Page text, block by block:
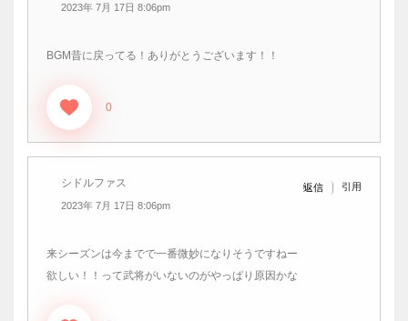
2023年 7月 17日 8:06pm
BGM昔に戻ってる！ありがとうございます！！
0
シドルファス
2023年 7月 17日 8:06pm
返信 引用
来シーズンは今までで一番微妙になりそうですねー
欲しい！！って武将がいないのがやっぱり原因かな